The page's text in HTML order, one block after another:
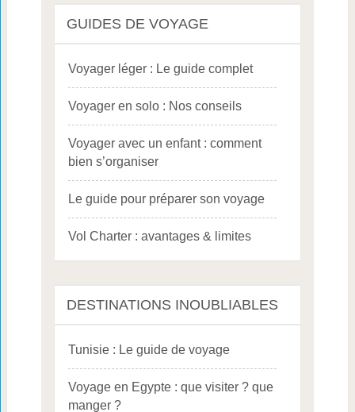
GUIDES DE VOYAGE
Voyager léger : Le guide complet
Voyager en solo : Nos conseils
Voyager avec un enfant : comment
bien s’organiser
Le guide pour préparer son voyage
Vol Charter : avantages & limites
DESTINATIONS INOUBLIABLES
Tunisie : Le guide de voyage
Voyage en Egypte : que visiter ? que
manger ?